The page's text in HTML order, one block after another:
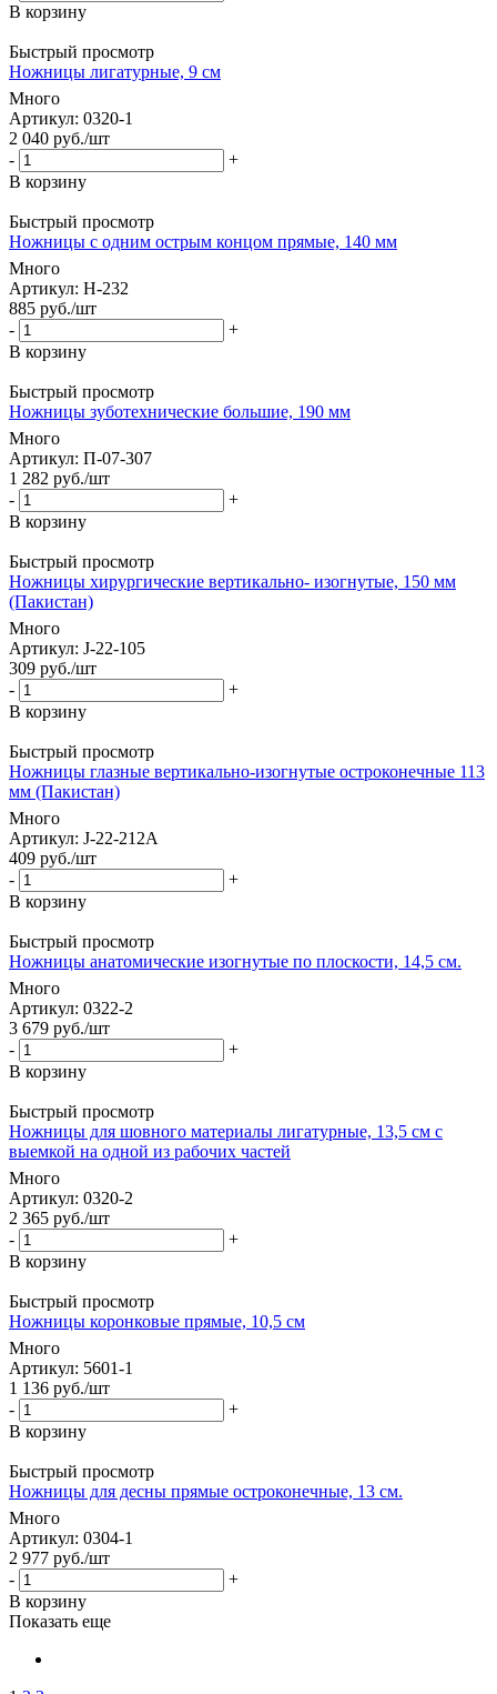
В корзину
Быстрый просмотр
Ножницы лигатурные, 9 см
Много
Артикул: 0320-1
2 040 руб./шт
-
+
В корзину
Быстрый просмотр
Ножницы с одним острым концом прямые, 140 мм
Много
Артикул: Н-232
885 руб./шт
-
+
В корзину
Быстрый просмотр
Ножницы зуботехнические большие, 190 мм
Много
Артикул: П-07-307
1 282 руб./шт
-
+
В корзину
Быстрый просмотр
Ножницы хирургические вертикально- изогнутые, 150 мм
(Пакистан)
Много
Артикул: J-22-105
309 руб./шт
-
+
В корзину
Быстрый просмотр
Ножницы глазные вертикально-изогнутые остроконечные 113
мм (Пакистан)
Много
Артикул: J-22-212A
409 руб./шт
-
+
В корзину
Быстрый просмотр
Ножницы анатомические изогнутые по плоскости, 14,5 см.
Много
Артикул: 0322-2
3 679 руб./шт
-
+
В корзину
Быстрый просмотр
Ножницы для шовного материалы лигатурные, 13,5 см с
выемкой на одной из рабочих частей
Много
Артикул: 0320-2
2 365 руб./шт
-
+
В корзину
Быстрый просмотр
Ножницы коронковые прямые, 10,5 см
Много
Артикул: 5601-1
1 136 руб./шт
-
+
В корзину
Быстрый просмотр
Ножницы для десны прямые остроконечные, 13 см.
Много
Артикул: 0304-1
2 977 руб./шт
-
+
В корзину
Показать еще